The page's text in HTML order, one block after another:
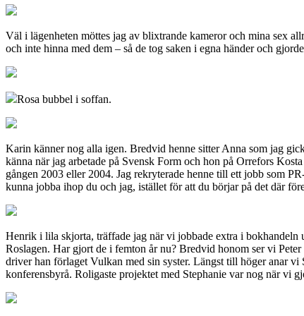
Väl i lägenheten möttes jag av blixtrande kameror och mina sex
och inte hinna med dem – så de tog saken i egna händer och
Rosa bubbel i soffan.
Karin känner nog alla igen. Bredvid henne sitter Anna som jag
känna när jag arbetade på Svensk Form och hon på Orrefors
gången 2003 eller 2004. Jag rekryterade henne till ett jobb som
kunna jobba ihop du och jag, istället för att du börjar på det där
Henrik i lila skjorta, träffade jag när vi jobbade extra i
Roslagen. Har gjort de i femton år nu? Bredvid honom ser vi
driver han förlaget Vulkan med sin syster. Längst till höger anar
konferensbyrå. Roligaste projektet med Stephanie var nog när vi